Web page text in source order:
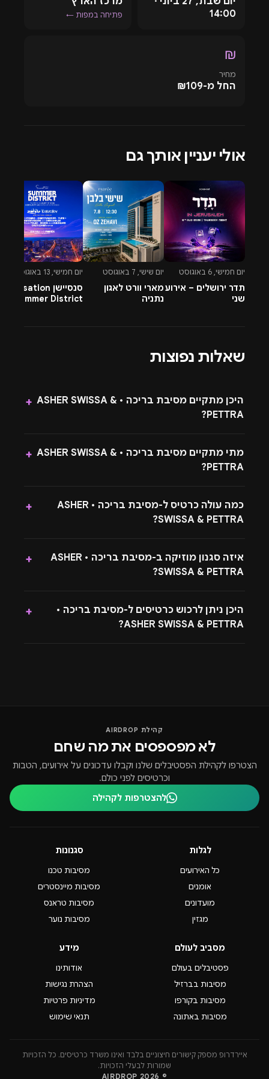
14:00
פתיחה במפות ←
₪
מחיר
החל מ-₪109
אולי יעניין אותך גם
יום חמישי, 6 באוגוסט
תדר ירושלים – אירוע
שני
יום שישי, 7 באוגוסט
מארי וורט לאגון
נתניה
יום חמישי, 13 באוגוסט
סנסיישן Sensation
Summer District
שאלות נפוצות
היכן מתקיים מסיבת בריכה • ASHER SWISSA &
PETTRA?
+
מתי מתקיים מסיבת בריכה • ASHER SWISSA &
PETTRA?
+
כמה עולה כרטיס ל-מסיבת בריכה • ASHER
SWISSA & PETTRA?
+
איזה סגנון מוזיקה ב-מסיבת בריכה • ASHER
SWISSA & PETTRA?
+
היכן ניתן לרכוש כרטיסים ל-מסיבת בריכה •
ASHER SWISSA & PETTRA?
+
קהילת AIRDROP
לא מפספסים את מה שחם
הצטרפו לקהילת הפסטיבלים שלנו וקבלו עדכונים על אירועים, הטבות
וכרטיסים לפני כולם.
להצטרפות לקהילה
לגלות
כל האירועים
אומנים
מועדונים
מגזין
סגנונות
מסיבות טכנו
מסיבות מיינסטרים
מסיבות טראנס
מסיבות נוער
מסביב לעולם
פסטיבלים בעולם
מסיבות בברזיל
מסיבות בקורפו
מסיבות באתונה
מידע
אודותינו
הצהרת נגישות
מדיניות פרטיות
תנאי שימוש
איירדרופ מספק קישורים חיצוניים בלבד ואינו משרד כרטיסים. כל הזכויות
שמורות לבעלי הזכויות.
© 2026 AIRDROP